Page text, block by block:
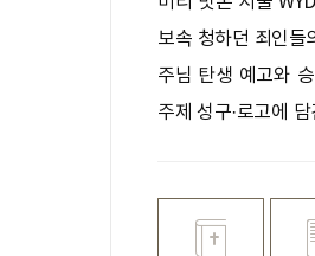
다
보속 청하던 죄인들
기적 간직한 성지
주님 탄생 예고와
꽃
주제 성구·로고에 담